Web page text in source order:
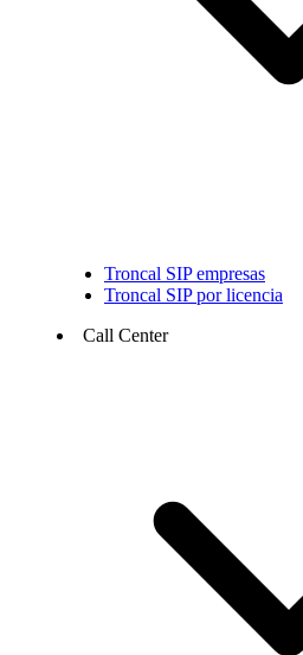
Troncal SIP empresas
Troncal SIP por licencia
Call Center